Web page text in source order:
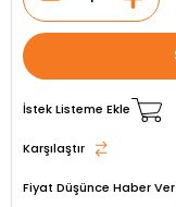
İstek Listeme Ekle
Karşılaştır
Fiyat Düşünce Haber Ver